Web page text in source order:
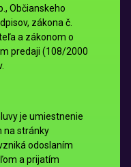
Občianskeho
zákona č.
a zákonom o
predaji (108/2000
je umiestnenie
na stránky
odoslaním
a prijatím